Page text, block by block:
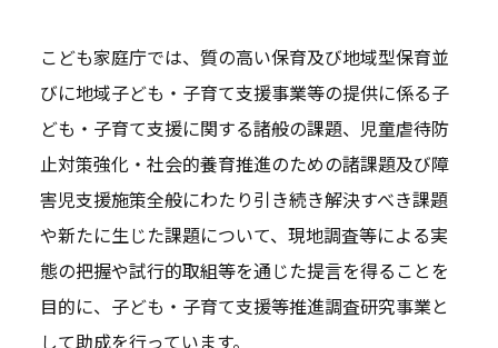
こども家庭庁では、質の高い保育及び地域型保育並
びに地域子ども・子育て支援事業等の提供に係る子
ども・子育て支援に関する諸般の課題、児童虐待防
止対策強化・社会的養育推進のための諸課題及び障
害児支援施策全般にわたり引き続き解決すべき課題
や新たに生じた課題について、現地調査等による実
態の把握や試行的取組等を通じた提言を得ることを
目的に、子ども・子育て支援等推進調査研究事業と
して助成を行っています。